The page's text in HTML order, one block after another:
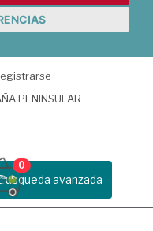
PENINSULAR
avanzada
0